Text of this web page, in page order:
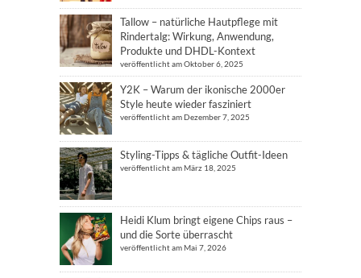
Tallow – natürliche Hautpflege mit
Rindertalg: Wirkung, Anwendung,
Produkte und DHDL-Kontext
veröffentlicht am Oktober 6, 2025
Y2K – Warum der ikonische 2000er
Style heute wieder fasziniert
veröffentlicht am Dezember 7, 2025
Styling-Tipps & tägliche Outfit-Ideen
veröffentlicht am März 18, 2025
Heidi Klum bringt eigene Chips raus –
und die Sorte überrascht
veröffentlicht am Mai 7, 2026